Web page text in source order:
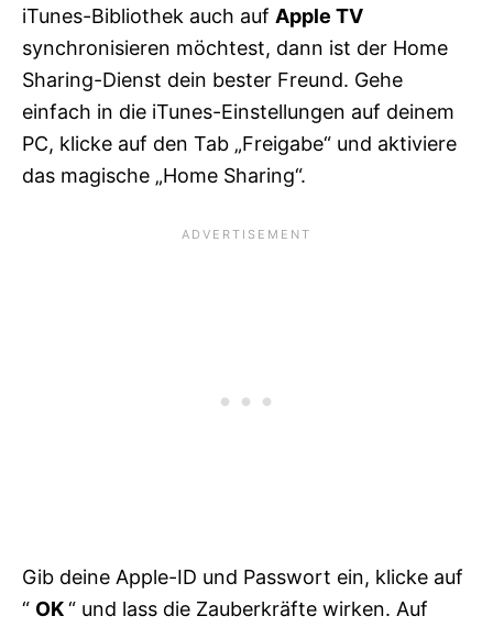
iTunes-Bibliothek auch auf Apple TV
synchronisieren möchtest, dann ist der Home
Sharing-Dienst dein bester Freund. Gehe
einfach in die iTunes-Einstellungen auf deinem
PC, klicke auf den Tab „Freigabe“ und aktiviere
das magische „Home Sharing“.
Gib deine Apple-ID und Passwort ein, klicke auf
“ OK“ und lass die Zauberkräfte wirken. Auf